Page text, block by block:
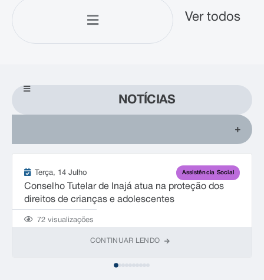
Ver todos
NOTÍCIAS
Conselho Tutelar de Inajá atua na proteção dos
direitos de crianças e adolescentes
Terça 14 Julho Assistência Social
72 visualizações
CONTINUAR LENDO